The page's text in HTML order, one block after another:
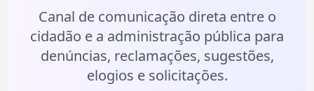
Canal de comunicação direta entre o
cidadão e a administração pública para
denúncias, reclamações, sugestões,
elogios e solicitações.